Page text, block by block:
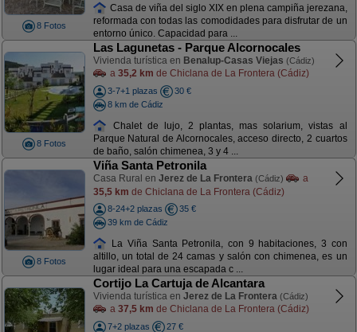
8 Fotos
Casa de viña del siglo XIX en plena campiña jerezana,
reformada con todas las comodidades para disfrutar de un
entorno único. Capacidad para ...
8 Fotos
Las Lagunetas - Parque Alcornocales
Vivienda turística en Benalup-Casas Viejas (Cádiz)
a 35,2 km de Chiclana de La Frontera (Cádiz)
3-7+1 plazas
30 €
8 km de Cádiz
Chalet de lujo, 2 plantas, mas solarium, vistas al
Parque Natural de Alcornocales, acceso directo, 2 cuartos
de baño, salón chimenea, 3 y 4 ...
8 Fotos
Viña Santa Petronila
Casa Rural en Jerez de La Frontera (Cádiz)
a
35,5 km de Chiclana de La Frontera (Cádiz)
8-24+2 plazas
35 €
39 km de Cádiz
La Viña Santa Petronila, con 9 habitaciones, 3 con
altillo, un total de 24 camas y salón con chimenea, es un
lugar ideal para una escapada c ...
Cortijo La Cartuja de Alcantara
Vivienda turística en Jerez de La Frontera (Cádiz)
a 37,5 km de Chiclana de La Frontera (Cádiz)
7+2 plazas
27 €